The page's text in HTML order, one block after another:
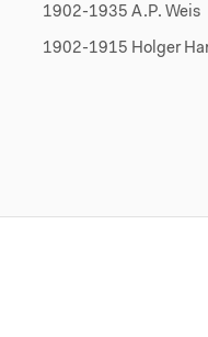
1902-1935 A.P. Weis
1902-1915 Holger